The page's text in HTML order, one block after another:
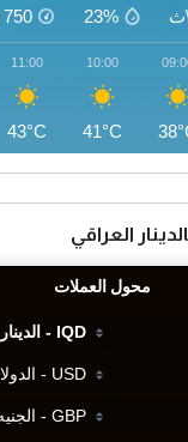
23%
750
10:00
41°C
11:00
43°C
العراقي